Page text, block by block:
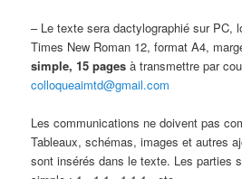
– Le texte sera dactylographié sur PC,
Times New Roman 12, format A4,
simple, 15 pages à transmettre par
colloqueaimtd@gmail.com
Les communications ne doivent pas
Tableaux, schémas, images et autres
sont insérés dans le texte. Les parties